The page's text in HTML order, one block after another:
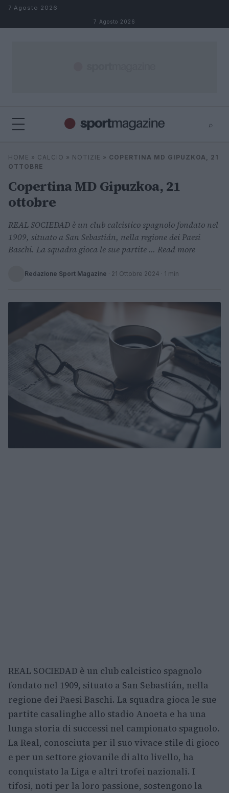
Salta al contenuto
7 Agosto 2026
7 Agosto 2026
⌕
Cerca
⌕ ×
HOME » CALCIO » NOTIZIE » COPERTINA MD GIPUZKOA, 21
OTTOBRE
Copertina MD Gipuzkoa, 21
ottobre
REAL SOCIEDAD è un club calcistico spagnolo fondato nel
1909, situato a San Sebastián, nella regione dei Paesi
Baschi. La squadra gioca le sue partite ... Read more
Redazione Sport Magazine · 21 Ottobre 2024 · 1 min
REAL SOCIEDAD è un club calcistico spagnolo
fondato nel 1909, situato a San Sebastián, nella
regione dei Paesi Baschi. La squadra gioca le sue
partite casalinghe allo stadio Anoeta e ha una
lunga storia di successi nel campionato spagnolo.
La Real, conosciuta per il suo vivace stile di gioco
e per un settore giovanile di alto livello, ha
conquistato la Liga e altri trofei nazionali. I
tifosi, noti per la loro passione, sostengono la